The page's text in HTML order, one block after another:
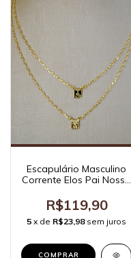
Escapulário Masculino
Corrente Elos Pai Nosso
R$119,90
5 x de R$23,98 sem juros